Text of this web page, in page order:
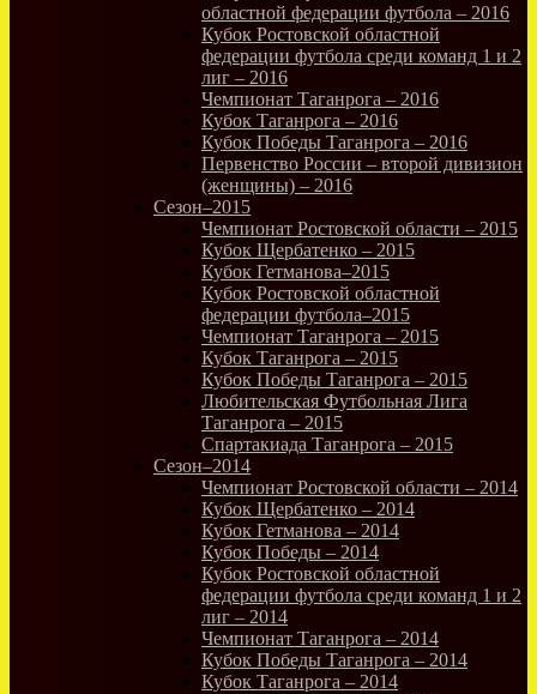
областной федерации футбола – 2016
Кубок Ростовской областной
федерации футбола среди команд 1 и 2
лиг – 2016
Чемпионат Таганрога – 2016
Кубок Таганрога – 2016
Кубок Победы Таганрога – 2016
Первенство России – второй дивизион
(женщины) – 2016
Сезон–2015
Чемпионат Ростовской области – 2015
Кубок Щербатенко – 2015
Кубок Гетманова–2015
Кубок Ростовской областной
федерации футбола–2015
Чемпионат Таганрога – 2015
Кубок Таганрога – 2015
Кубок Победы Таганрога – 2015
Любительская Футбольная Лига
Таганрога – 2015
Спартакиада Таганрога – 2015
Сезон–2014
Чемпионат Ростовской области – 2014
Кубок Щербатенко – 2014
Кубок Гетманова – 2014
Кубок Победы – 2014
Кубок Ростовской областной
федерации футбола среди команд 1 и 2
лиг – 2014
Чемпионат Таганрога – 2014
Кубок Победы Таганрога – 2014
Кубок Таганрога – 2014